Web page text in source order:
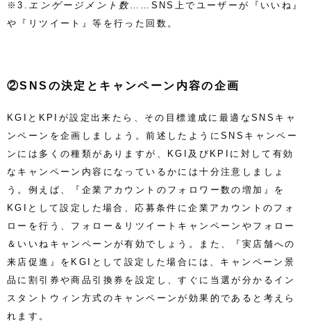
※3. エンゲージメント数……SNS上でユーザーが『いいね』
や『リツイート』等を行った回数。
②SNSの決定とキャンペーン内容の企画
KGIとKPIが設定出来たら、その目標達成に最適なSNSキャ
ンペーンを企画しましょう。前述したようにSNSキャンペー
ンには多くの種類がありますが、KGI及びKPIに対して有効
なキャンペーン内容になっているかには十分注意しましょ
う。例えば、『企業アカウントのフォロワー数の増加』を
KGIとして設定した場合、応募条件に企業アカウントのフォ
ローを行う、フォロー＆リツイートキャンペーンやフォロー
＆いいねキャンペーンが有効でしょう。また、『実店舗への
来店促進』をKGIとして設定した場合には、キャンペーン景
品に割引券や商品引換券を設定し、すぐに当選が分かるイン
スタントウィン方式のキャンペーンが効果的であると考えら
れます。